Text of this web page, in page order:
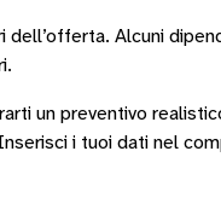
dell’offerta. Alcuni
.
un preventivo
i tuoi dati nel